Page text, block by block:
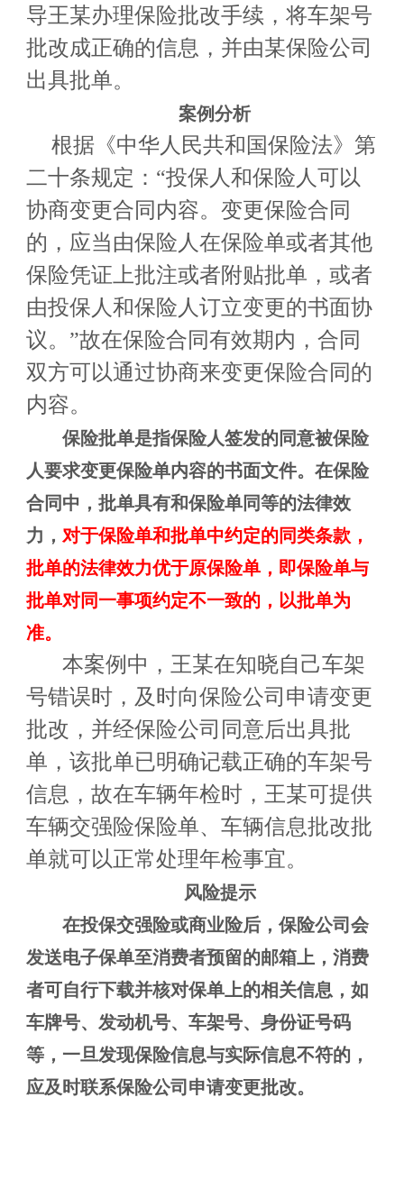
导王某办理保险批改手续，将车架号
批改成正确的信息，并由某保险公司
出具批单。
案例分析
根据《中华人民共和国保险法》第
二十条规定：“投保人和保险人可以
协商变更合同内容。变更保险合同
的，应当由保险人在保险单或者其他
保险凭证上批注或者附贴批单，或者
由投保人和保险人订立变更的书面协
议。”故在保险合同有效期内，合同
双方可以通过协商来变更保险合同的
内容。
保险批单是指保险人签发的同意被保险
人要求变更保险单内容的书面文件。在保险
合同中，批单具有和保险单同等的法律效
力， 对于保险单和批单中约定的同类条款，
批单的法律效力优于原保险单，即保险单与
批单对同一事项约定不一致的，以批单为
准。
本案例中，王某在知晓自己车架
号错误时，及时向保险公司申请变更
批改，并经保险公司同意后出具批
单，该批单已明确记载正确的车架号
信息，故在车辆年检时，王某可提供
车辆交强险保险单、车辆信息批改批
单就可以正常处理年检事宜。
风险提示
在投保交强险或商业险后，保险公司会
发送电子保单至消费者预留的邮箱上，消费
者可自行下载并核对保单上的相关信息，如
车牌号、发动机号、车架号、身份证号码
等，一旦发现保险信息与实际信息不符的，
应及时联系保险公司 申请变更批改。